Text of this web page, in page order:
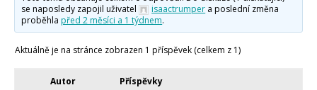
Často kladené dotazy
O programování obecně
Co je to Arduino?
se naposledy zapojil uživatel
isaactrumper a poslední změna
proběhla před 2 měsíci a 1 týdnem.
Aktuálně je na stránce zobrazen 1 příspěvek (celkem z 1)
Autor Příspěvky